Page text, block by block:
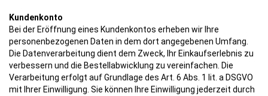
Kundenkonto
Bei der Eröffnung eines Kundenkontos erheben wir Ihre
personenbezogenen Daten in dem dort angegebenen Umfang.
Die Datenverarbeitung dient dem Zweck, Ihr Einkaufserlebnis zu
verbessern und die Bestellabwicklung zu vereinfachen. Die
Verarbeitung erfolgt auf Grundlage des Art. 6 Abs. 1 lit. a DSGVO
mit Ihrer Einwilligung. Sie können Ihre Einwilligung jederzeit durch